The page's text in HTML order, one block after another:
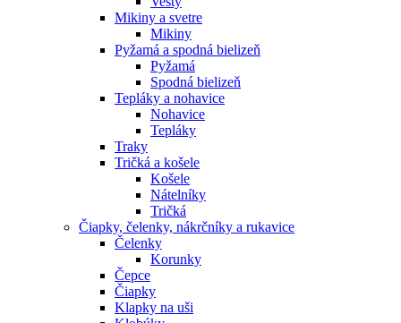
Mikiny a svetre
Mikiny
Pyžamá a spodná bielizeň
Pyžamá
Spodná bielizeň
Tepláky a nohavice
Nohavice
Tepláky
Traky
Tričká a košele
Košele
Nátelníky
Tričká
Čiapky, čelenky, nákrčníky a rukavice
Čelenky
Korunky
Čepce
Čiapky
Klapky na uši